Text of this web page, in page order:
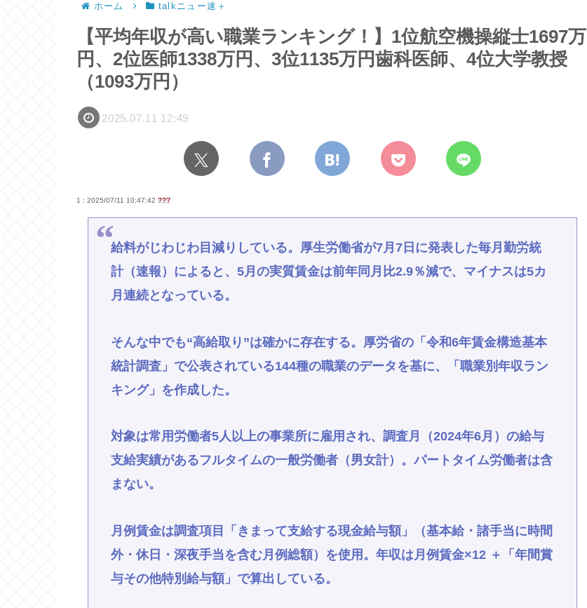
ホーム talkニュー速＋
【平均年収が高い職業ランキング！】1位航空機操縦士1697万
円、2位医師1338万円、3位1135万円歯科医師、4位大学教授
（1093万円）
2025.07.11 12:49
1 : 2025/07/11 10:47:42 ???
給料がじわじわ目減りしている。厚生労働省が7月7日に発表した毎月勤労統
計（速報）によると、5月の実質賃金は前年同月比2.9％減で、マイナスは5カ
月連続となっている。
そんな中でも“高給取り”は確かに存在する。厚労省の「令和6年賃金構造基本
統計調査」で公表されている144種の職業のデータを基に、「職業別年収ラン
キング」を作成した。
対象は常用労働者5人以上の事業所に雇用され、調査月（2024年6月）の給与
支給実績があるフルタイムの一般労働者（男女計）。パートタイム労働者は含
まない。
月例賃金は調査項目「きまって支給する現金給与額」（基本給・諸手当に時間
外・休日・深夜手当を含む月例総額）を使用。年収は月例賃金×12 ＋「年間賞
与その他特別給与額」で算出している。